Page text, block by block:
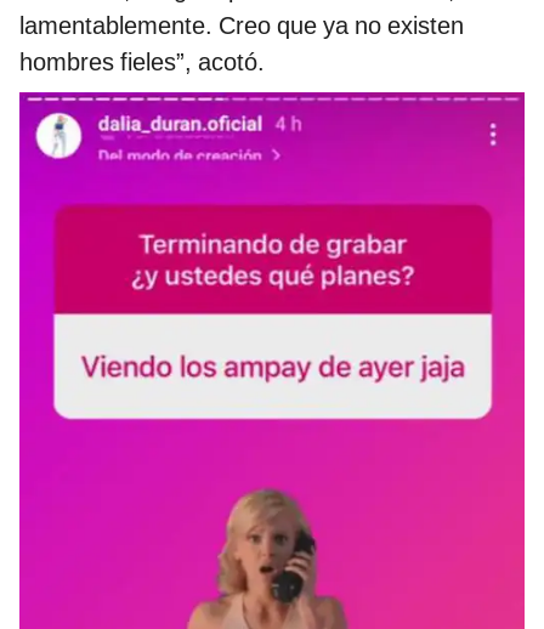
lamentablemente. Creo que ya no existen
hombres fieles”, acotó.